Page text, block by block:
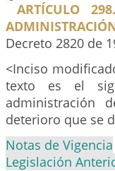
ARTÍCULO
Decreto 2820 de
<Inciso
texto es el
administración
deterioro que se
Notas de Vigencia
Legislación